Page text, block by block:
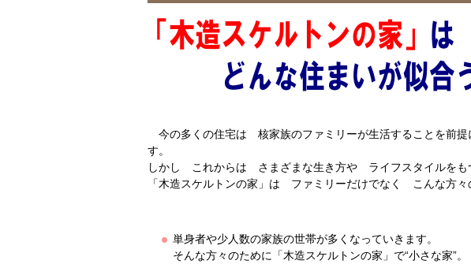
今の多くの住宅は 核家族のファミリーが生活することを前
す。
しかし これからは さまざまな生き方や ライフスタイルをも
「木造スケルトンの家」は ファミリーだけでなく こんな方
単身者や少人数の家族の世帯が多くなっていきます。
そんな方々のために「木造スケルトンの家」で“小さな家”。